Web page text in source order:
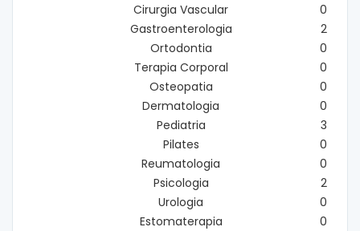
Cirurgia Vascular
0
Gastroenterologia
2
Ortodontia
0
Terapia Corporal
0
Osteopatia
0
Dermatologia
0
Pediatria
3
Pilates
0
Reumatologia
0
Psicologia
2
Urologia
0
Estomaterapia
0